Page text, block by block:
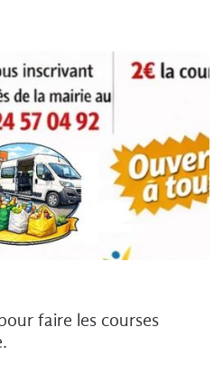
faire les courses